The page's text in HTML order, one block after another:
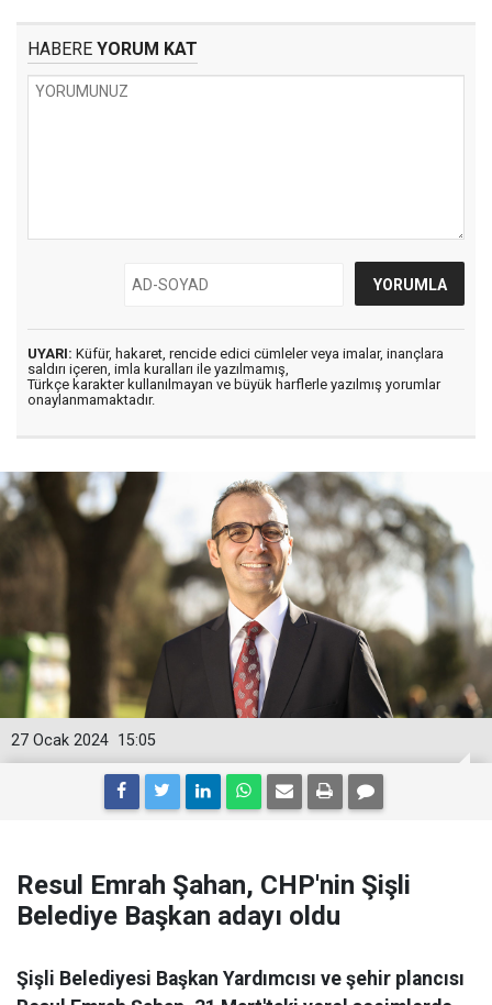
HABERE YORUM KAT
UYARI: Küfür, hakaret, rencide edici cümleler veya imalar, inançlara
saldırı içeren, imla kuralları ile yazılmamış,
Türkçe karakter kullanılmayan ve büyük harflerle yazılmış yorumlar
onaylanmamaktadır.
15:05
27 Ocak 2024
Resul Emrah Şahan, CHP'nin Şişli
Belediye Başkan adayı oldu
Şişli Belediyesi Başkan Yardımcısı ve şehir plancısı